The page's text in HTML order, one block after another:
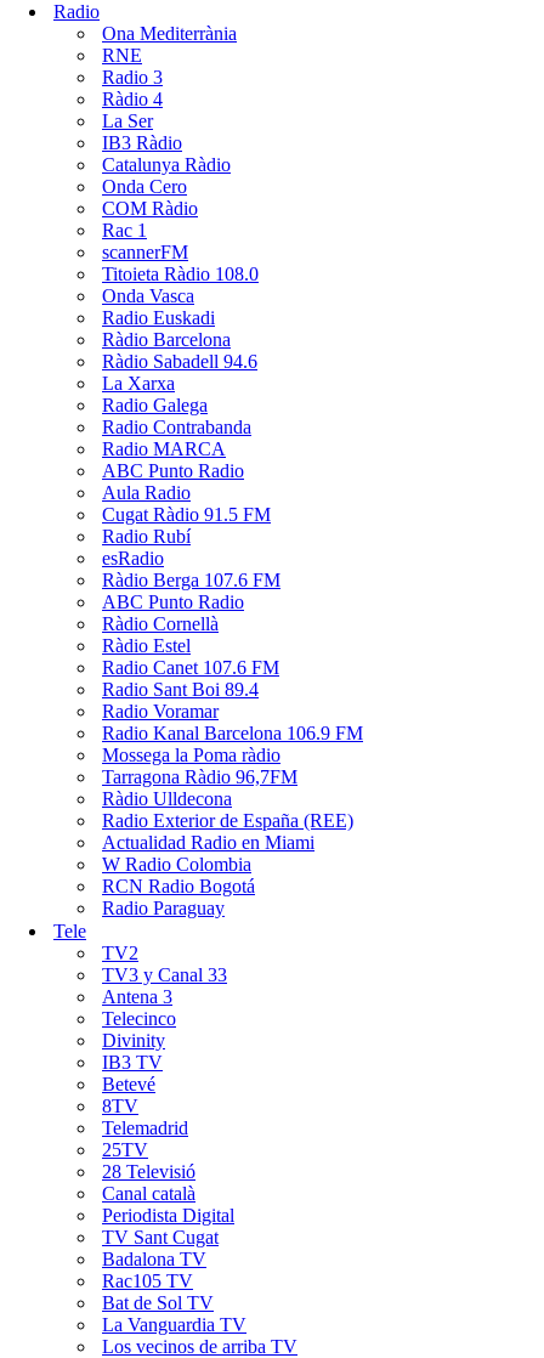
Radio
Ona Mediterrània
RNE
Radio 3
Ràdio 4
La Ser
IB3 Ràdio
Catalunya Ràdio
Onda Cero
COM Ràdio
Rac 1
scannerFM
Titoieta Ràdio 108.0
Onda Vasca
Radio Euskadi
Ràdio Barcelona
Ràdio Sabadell 94.6
La Xarxa
Radio Galega
Radio Contrabanda
Radio MARCA
ABC Punto Radio
Aula Radio
Cugat Ràdio 91.5 FM
Radio Rubí
esRadio
Ràdio Berga 107.6 FM
ABC Punto Radio
Ràdio Cornellà
Ràdio Estel
Radio Canet 107.6 FM
Radio Sant Boi 89.4
Radio Voramar
Radio Kanal Barcelona 106.9 FM
Mossega la Poma ràdio
Tarragona Ràdio 96,7FM
Ràdio Ulldecona
Radio Exterior de España (REE)
Actualidad Radio en Miami
W Radio Colombia
RCN Radio Bogotá
Radio Paraguay
Tele
TV2
TV3 y Canal 33
Antena 3
Telecinco
Divinity
IB3 TV
Betevé
8TV
Telemadrid
25TV
28 Televisió
Canal català
Periodista Digital
TV Sant Cugat
Badalona TV
Rac105 TV
Bat de Sol TV
La Vanguardia TV
Los vecinos de arriba TV